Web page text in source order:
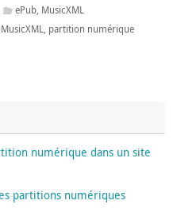
ePub, MusicXML
MusicXML, partition numérique
numérique dans un site
partitions numériques